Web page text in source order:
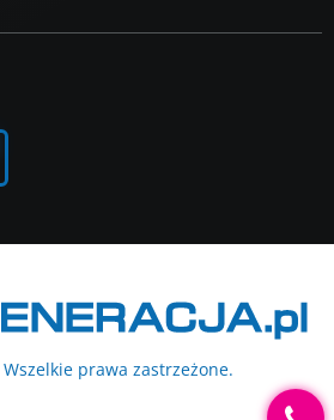
Wszelkie prawa zastrzeżone.